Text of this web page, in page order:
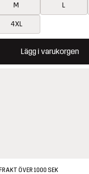
M L
4XL
Lägg i varukorgen
en modal som bekräftar
ÖVER 1000 SEK